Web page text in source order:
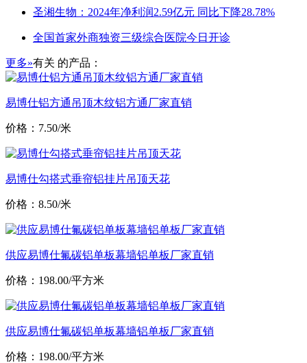
圣湘生物：2024年净利润2.59亿元 同比下降28.78%
全国首家外商独资三级综合医院今日开诊
更多»有关 的产品：
易博仕铝方通吊顶木纹铝方通厂家直销
价格：7.50/米
易博仕勾搭式垂帘铝挂片吊顶天花
价格：8.50/米
供应易博仕氟碳铝单板幕墙铝单板厂家直销
价格：198.00/平方米
供应易博仕氟碳铝单板幕墙铝单板厂家直销
价格：198.00/平方米